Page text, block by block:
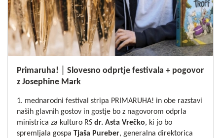
Primaruha! │ Slovesno odprtje festivala + pogovor
z Josephine Mark
1. mednarodni festival stripa PRIMARUHA! in obe razstavi
naših glavnih gostov in gostje bo z nagovorom odprla
ministrica za kulturo RS dr. Asta Vrečko, ki jo bo
spremljala gospa Tjaša Pureber, generalna direktorica